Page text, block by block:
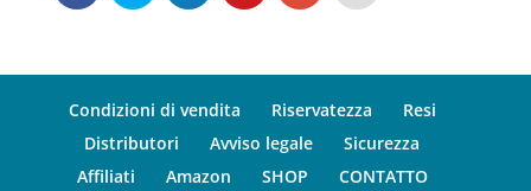
Condizioni di vendita Riservatezza
Resi
Distributori
Avviso legale
Sicurezza
Affiliati
Amazon SHOP CONTATTO